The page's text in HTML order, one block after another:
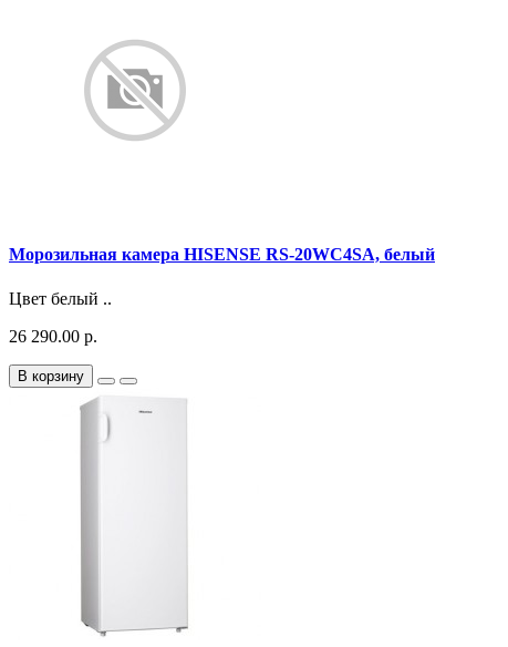
Морозильная камера HISENSE RS-20WC4SA, белый
Цвет белый ..
26 290.00 р.
В корзину